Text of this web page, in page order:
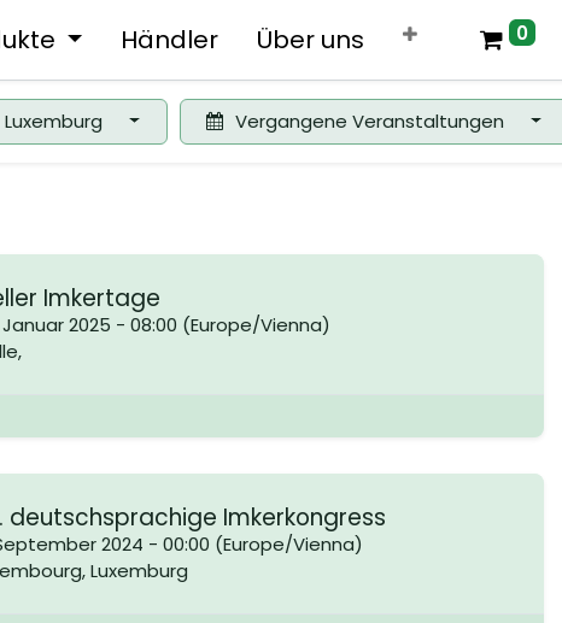
Händler Über uns 0
Luxemburg Vergangene Veranstaltungen
Imkertage
2025 - 08:00 (Europe/Vienna)
,
deutschsprachige Imkerkongress
2024 - 00:00 (Europe/Vienna)
,Luxemburg